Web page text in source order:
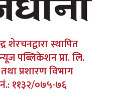
शेरचनद्वारा स्थापित
पब्लिकेशन प्रा. लि.
प्रशारण विभाग
नं.: ११३२/०७५-७६